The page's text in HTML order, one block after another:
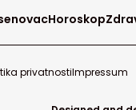
Horoskop
privatnostiImpressum